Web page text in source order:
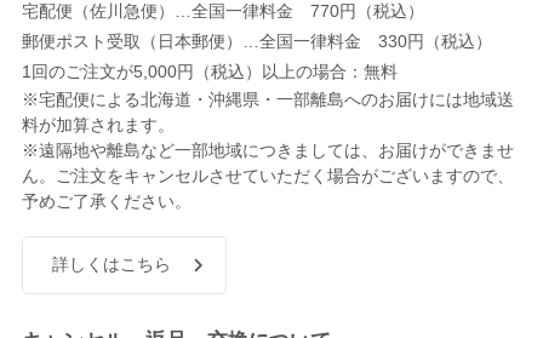
宅配便（佐川急便）…全国一律料金 770円（税込）
郵便ポスト受取（日本郵便）…全国一律料金 330円（税込）
1回のご注文が5,000円（税込）以上の場合：無料
※宅配便による北海道・沖縄県・一部離島へのお届けには地域送
料が加算されます。
※遠隔地や離島など一部地域につきましては、お届けができませ
ん。ご注文をキャンセルさせていただく場合がございますので、
予めご了承ください。
詳しくはこちら